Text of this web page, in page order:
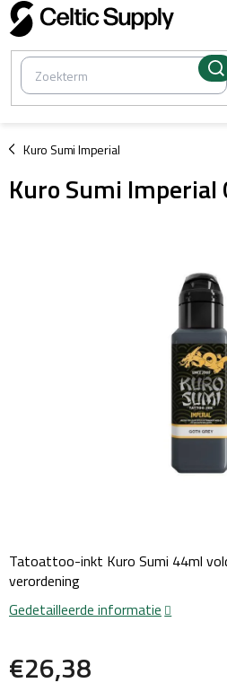
Overslaan
naar
inhoud
Kuro Sumi Imperial
/
Kuro Sumi Imperial
€26,38
Tatoattoo-inkt Kuro Sumi 44ml
verordening
Gedetailleerde informatie